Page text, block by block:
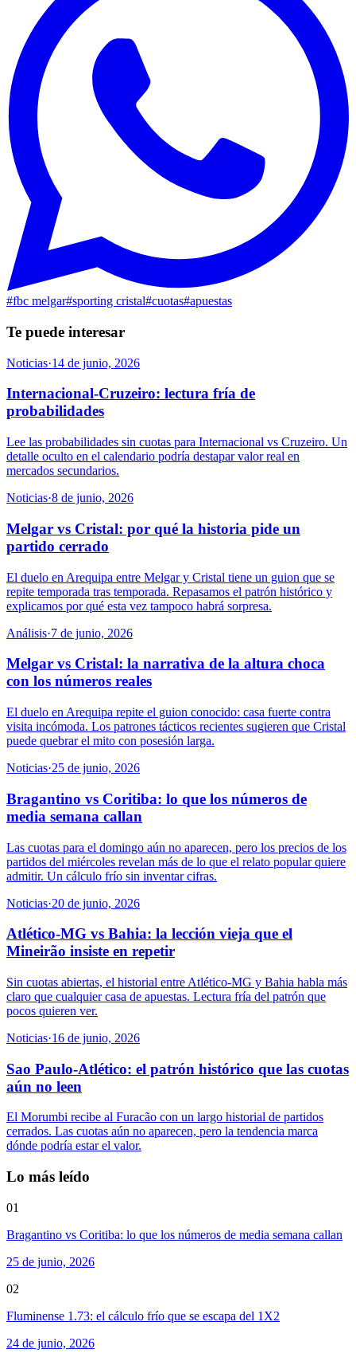
#fbc melgar#sporting cristal#cuotas#apuestas
Te puede interesar
Noticias·14 de junio, 2026
Internacional-Cruzeiro: lectura fría de
probabilidades
Lee las probabilidades sin cuotas para Internacional vs Cruzeiro. Un
detalle oculto en el calendario podría destapar valor real en
mercados secundarios.
Noticias·8 de junio, 2026
Melgar vs Cristal: por qué la historia pide un
partido cerrado
El duelo en Arequipa entre Melgar y Cristal tiene un guion que se
repite temporada tras temporada. Repasamos el patrón histórico y
explicamos por qué esta vez tampoco habrá sorpresa.
Análisis·7 de junio, 2026
Melgar vs Cristal: la narrativa de la altura choca
con los números reales
El duelo en Arequipa repite el guion conocido: casa fuerte contra
visita incómoda. Los patrones tácticos recientes sugieren que Cristal
puede quebrar el mito con posesión larga.
Noticias·25 de junio, 2026
Bragantino vs Coritiba: lo que los números de
media semana callan
Las cuotas para el domingo aún no aparecen, pero los precios de los
partidos del miércoles revelan más de lo que el relato popular quiere
admitir. Un cálculo frío sin inventar cifras.
Noticias·20 de junio, 2026
Atlético-MG vs Bahia: la lección vieja que el
Mineirão insiste en repetir
Sin cuotas abiertas, el historial entre Atlético-MG y Bahia habla más
claro que cualquier casa de apuestas. Lectura fría del patrón que
pocos quieren ver.
Noticias·16 de junio, 2026
Sao Paulo-Atlético: el patrón histórico que las cuotas
aún no leen
El Morumbi recibe al Furacão con un largo historial de partidos
cerrados. Las cuotas aún no aparecen, pero la tendencia marca
dónde podría estar el valor.
Lo más leído
01
Bragantino vs Coritiba: lo que los números de media semana callan
25 de junio, 2026
02
Fluminense 1.73: el cálculo frío que se escapa del 1X2
24 de junio, 2026